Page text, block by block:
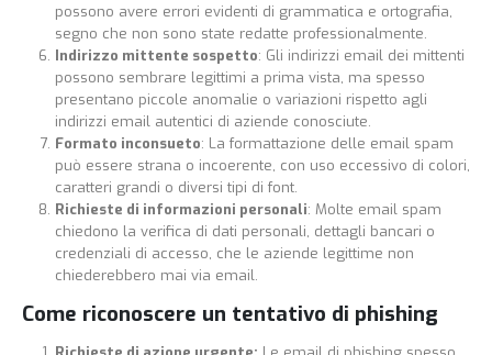
possono avere errori evidenti di grammatica e ortografia,
segno che non sono state redatte professionalmente.
Indirizzo mittente sospetto: Gli indirizzi email dei mittenti
possono sembrare legittimi a prima vista, ma spesso
presentano piccole anomalie o variazioni rispetto agli
indirizzi email autentici di aziende conosciute.
Formato inconsueto: La formattazione delle email spam
può essere strana o incoerente, con uso eccessivo di colori,
caratteri grandi o diversi tipi di font.
Richieste di informazioni personali: Molte email spam
chiedono la verifica di dati personali, dettagli bancari o
credenziali di accesso, che le aziende legittime non
chiederebbero mai via email.
Come riconoscere un tentativo di phishing